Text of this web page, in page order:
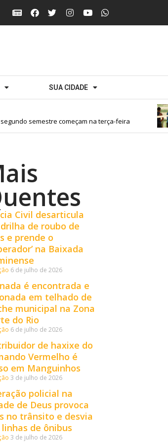
SUA CIDADE
semestre começam na terça-feira
Civil desarticula
de roubo de
e prende o
na Baixada
6 de julho de 2026
é encontrada e
em telhado de
municipal na Zona
do Rio
6 de julho de 2026
de haxixe do
Vermelho é
em Manguinhos
3 de julho de 2026
policial na
de Deus provoca
no trânsito e desvia
linhas de ônibus
3 de julho de 2026